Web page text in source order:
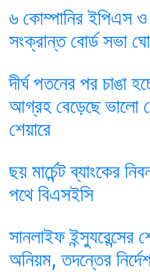
৬ কোম্পানির ইপিএস
সংক্রান্ত বোর্ড সভা
দীর্ঘ পতনের পর চাঙা
আগ্রহ বেড়েছে ভালো
শেয়ারে
ছয় মার্চেন্ট ব্যাংকের
পথে বিএসইসি
সানলাইফ ইন্স্যুরেন্সের
অনিয়ম, তদন্তের